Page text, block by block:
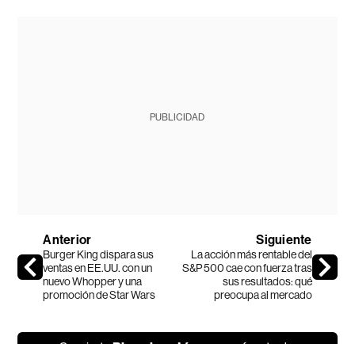
PUBLICIDAD
Anterior
Burger King dispara sus
ventas en EE.UU. con un
nuevo Whopper y una
promoción de Star Wars
Siguiente
La acción más rentable del
S&P 500 cae con fuerza tras
sus resultados: qué
preocupa al mercado